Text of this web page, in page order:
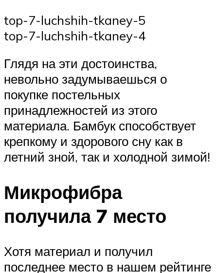
top-7-luchshih-tkaney-5
top-7-luchshih-tkaney-4
Глядя на эти достоинства,
невольно задумываешься о
покупке постельных
принадлежностей из этого
материала. Бамбук способствует
крепкому и здорового сну как в
летний зной, так и холодной зимой!
Микрофибра
получила 7 место
Хотя материал и получил
последнее место в нашем рейтинге